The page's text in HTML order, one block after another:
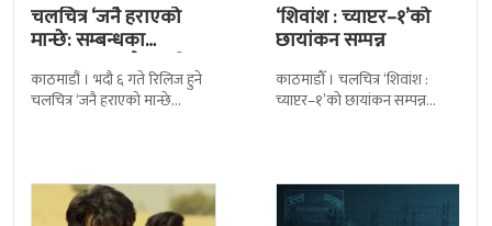
चलचित्र ‘जनै हराएको
मान्छे: सम्बन्धका
धागाहरू’मा जनै कसरी
हराउँछ ?
काठमाडौं । भदौ ६ गते रिलिज हुने
चलचित्र ‘जनै हराएको मान्छे
‘शिवांश : च्याप्टर–१’को
छायांकन सम्पन्न
काठमाडौँ । चलचित्र ‘शिवांश :
च्याप्टर–१’को छायांकन सम्पन्न